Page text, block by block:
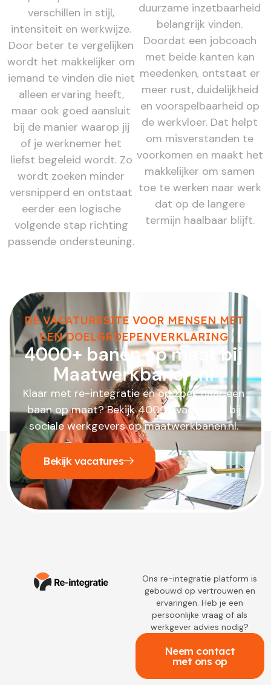
verschillen in stijl,
intensiteit en werkwijze.
Door beter te vergelijken
wordt het makkelijker om
iemand te vinden die niet
alleen ervaring heeft,
maar ook goed aansluit
bij de manier waarop jij
of je werknemer het
liefst begeleid wordt. Zo
wordt zoeken minder
versnipperd en ontstaat
eerder een logische
volgende stap richting
passende ondersteuning.
duurzame inzetbaarheid
belangrijk vinden.
Doordat een jobcoach
met beide kanten kan
meedenken, ontstaat er
meer rust, duidelijkheid
en voorspelbaarheid op
de werkvloer. Dat helpt
om misverstanden te
voorkomen en maakt het
makkelijker om samen
toe te werken naar werk
dat op de langere
termijn haalbaar blijft.
DE VACATURESITE VOOR MENSEN MET
EEN DOELGROEPENVERKLARING
4000+ banen op maat bij
Maatwerkbanen.nl
Klaar met re-integratie en op zoek naar een
baan op maat? Bekijk 4000+ vacatures bij
sociale werkgevers op maatwerkbanen.nl.
Bekijk vacatures
Ons re-integratie platform is
gebouwd op vertrouwen en
ervaringen. Heb je een
persoonlijke vraag of als
werkgever advies nodig?
Neem contact
met ons op